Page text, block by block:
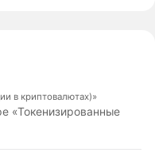
в криптовалютах)»
«Токенизированные